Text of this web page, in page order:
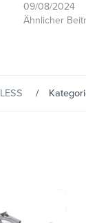
09/08/2024
Ähnlicher